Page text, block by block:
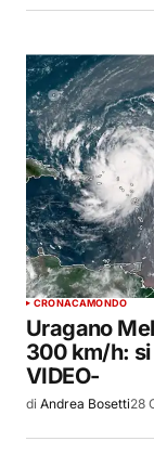
CRONACAMONDO
Uragano
300 km/h: si
VIDEO-
di Andrea Bosetti28